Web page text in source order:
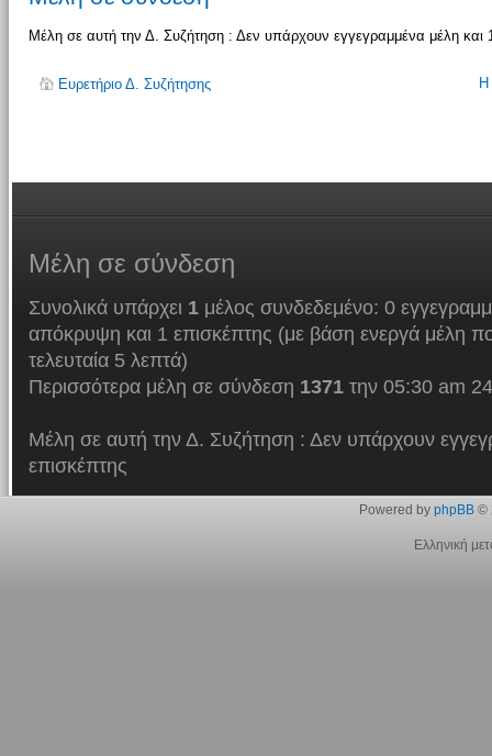
Μέλη σε αυτή την Δ. Συζήτηση : Δεν υπάρχουν εγγεγραμμένα μέλη και
Ευρετήριο Δ. Συζήτησης Η
Μέλη σε σύνδεση
Συνολικά υπάρχει 1μέλος συνδεδεμένο: 0
απόκρυψη και 1 επισκέπτης (με βάση ενεργά μέλη
τελευταία 5 λεπτά)
Περισσότερα μέλη σε σύνδεση 1371την 05:30 am
Μέλη σε αυτή την Δ. Συζήτηση : Δεν υπάρχουν
επισκέπτης
Powered by phpBB©
Ελληνική